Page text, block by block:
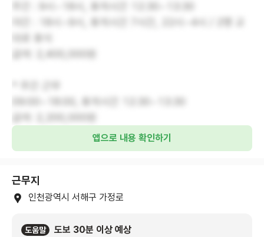
앱으로 내용 확인하기
근무지
인천광역시 서해구 가정로
도움말 도보 30분 이상 예상